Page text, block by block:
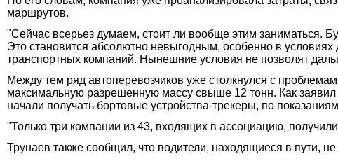
маршрутов.
"Сейчас всерьез думаем, стоит ли вообще этим заниматься.
Это становится абсолютно невыгодным, особенно в
транспортных компаний. Нынешние условия не позволят
Между тем ряд автоперевозчиков уже столкнулся с
максимальную разрешенную массу свыше 12 тонн. Как
начали получать бортовые устройства-трекеры, по
"Только три компании из 43, входящих в ассоциацию,
Трунаев также сообщил, что водители, находящиеся в пути,